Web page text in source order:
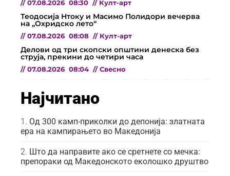
// 07.08.2026 08:30 // Култ-арт
Теодосија Нтоку и Масимо Полидори вечерва
на „Охридско лето“
// 07.08.2026 08:08 // Култ-арт
Делови од три скопски општини денеска без
струја, прекини до четири часа
// 07.08.2026 08:04 // Свесно
Најчитано
Од 300 камп-приколки до депонија: златната
ера на кампирањето во Македонија
Што да направите ако се сретнете со мечка:
препораки од Македонското еколошко друштво